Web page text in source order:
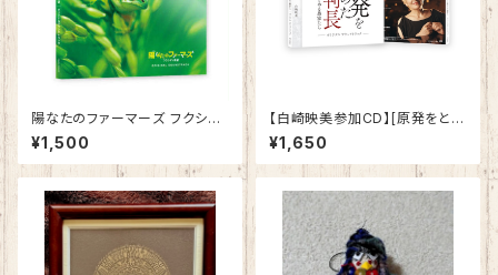
陽なたのファーマーズ フクシマ
と希望 主題歌「きみの手のワル
ツ」
¥1,500
【白崎映美参加CD】[原発をとめ
た裁判長 そして原発をとめる農
家たち]サウンドトラック
¥1,650